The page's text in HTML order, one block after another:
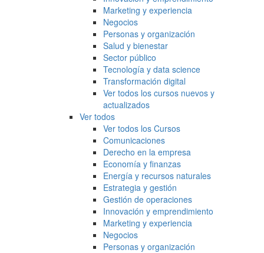
Marketing y experiencia
Negocios
Personas y organización
Salud y bienestar
Sector público
Tecnología y data science
Transformación digital
Ver todos los cursos nuevos y
actualizados
Ver todos
Ver todos los Cursos
Comunicaciones
Derecho en la empresa
Economía y finanzas
Energía y recursos naturales
Estrategia y gestión
Gestión de operaciones
Innovación y emprendimiento
Marketing y experiencia
Negocios
Personas y organización